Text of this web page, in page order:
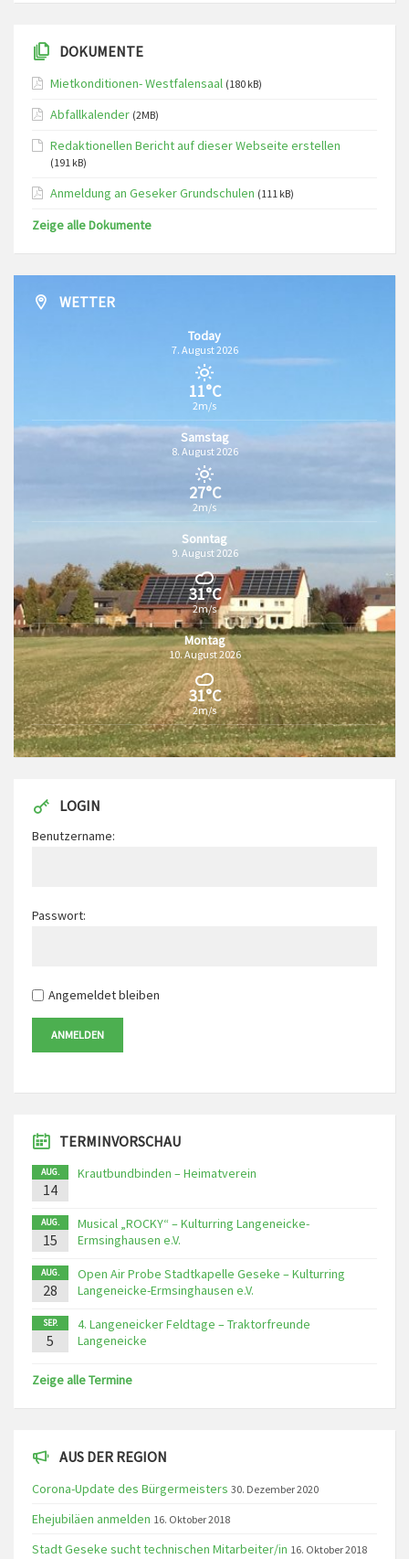
DOKUMENTE
Mietkonditionen- Westfalensaal (180 kB)
Abfallkalender (2MB)
Redaktionellen Bericht auf dieser Webseite erstellen
(191 kB)
Anmeldung an Geseker Grundschulen (111 kB)
Zeige alle Dokumente
WETTER
Today
7. August 2026
11°C
2m/s
Samstag
8. August 2026
27°C
2m/s
Sonntag
9. August 2026
31°C
2m/s
Montag
10. August 2026
31°C
2m/s
LOGIN
Benutzername:
Passwort:
Angemeldet bleiben
ANMELDEN
TERMINVORSCHAU
AUG.
14
Krautbundbinden – Heimatverein
AUG.
15
Musical „ROCKY“ – Kulturring Langeneicke-
Ermsinghausen e.V.
AUG.
28
Open Air Probe Stadtkapelle Geseke – Kulturring
Langeneicke-Ermsinghausen e.V.
SEP.
5
4. Langeneicker Feldtage – Traktorfreunde
Langeneicke
Zeige alle Termine
AUS DER REGION
Corona-Update des Bürgermeisters 30. Dezember 2020
Ehejubiläen anmelden 16. Oktober 2018
Stadt Geseke sucht technischen Mitarbeiter/in 16. Oktober 2018